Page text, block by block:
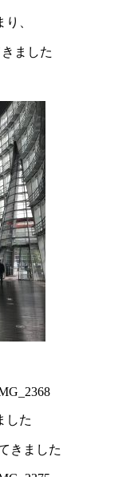
、
ました
した
きました